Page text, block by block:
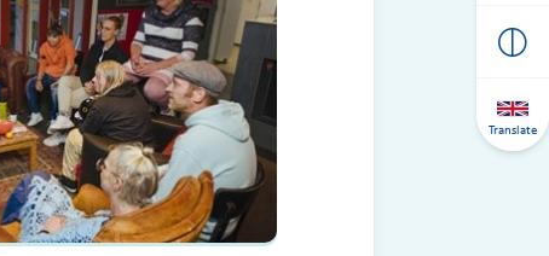
Translate